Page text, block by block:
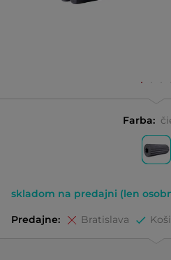
Farba:
skladom na predajni (len
Predajne: Bratislava